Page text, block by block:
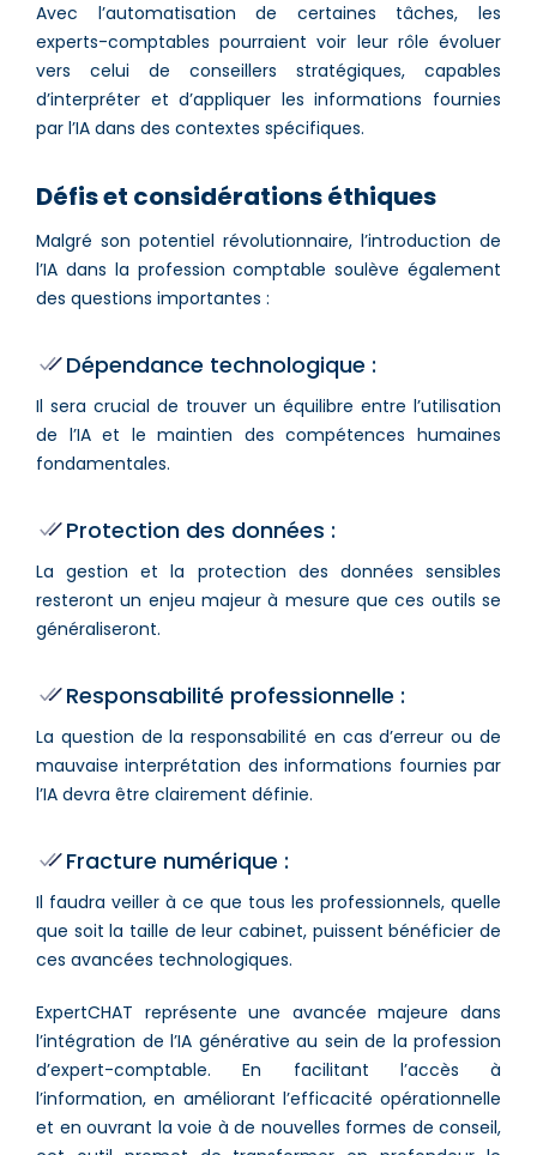
Avec l’automatisation de certaines tâches, les
experts-comptables pourraient voir leur rôle évoluer
vers celui de conseillers stratégiques, capables
d’interpréter et d’appliquer les informations fournies
par l’IA dans des contextes spécifiques.
Défis et considérations éthiques
Malgré son potentiel révolutionnaire, l’introduction de
l’IA dans la profession comptable soulève également
des questions importantes :
Dépendance technologique :
Il sera crucial de trouver un équilibre entre l’utilisation
de l’IA et le maintien des compétences humaines
fondamentales.
Protection des données :
La gestion et la protection des données sensibles
resteront un enjeu majeur à mesure que ces outils se
généraliseront.
Responsabilité professionnelle :
La question de la responsabilité en cas d’erreur ou de
mauvaise interprétation des informations fournies par
l’IA devra être clairement définie.
Fracture numérique :
Il faudra veiller à ce que tous les professionnels, quelle
que soit la taille de leur cabinet, puissent bénéficier de
ces avancées technologiques.
ExpertCHAT représente une avancée majeure dans
l’intégration de l’IA générative au sein de la profession
d’expert-comptable. En facilitant l’accès à
l’information, en améliorant l’efficacité opérationnelle
et en ouvrant la voie à de nouvelles formes de conseil,